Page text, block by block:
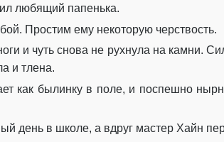
любящий папенька.
Простим ему некоторую черствость.
и чуть снова не рухнула на камни.
и тлена.
как былинку в поле, и поспешно
день в школе, а вдруг мастер Хайн